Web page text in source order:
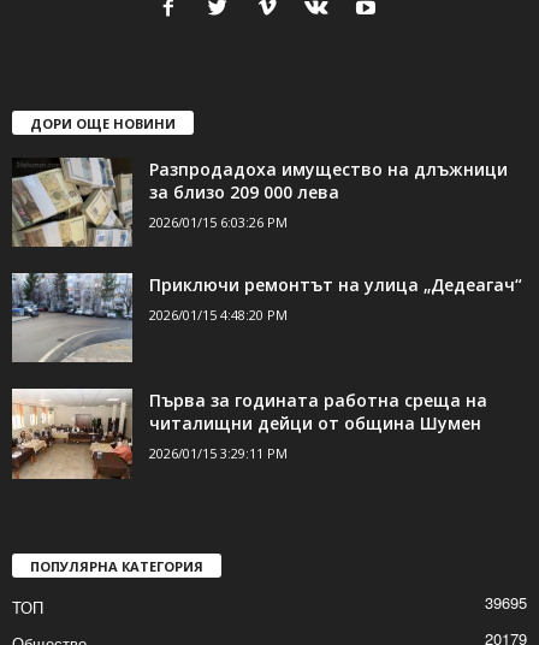
ДОРИ ОЩЕ НОВИНИ
Разпродадоха имущество на длъжници
за близо 209 000 лева
2026/01/15 6:03:26 PM
Приключи ремонтът на улица „Дедеагач“
2026/01/15 4:48:20 PM
Първа за годината работна среща на
читалищни дейци от община Шумен
2026/01/15 3:29:11 PM
ПОПУЛЯРНА КАТЕГОРИЯ
ТОП
39695
20179